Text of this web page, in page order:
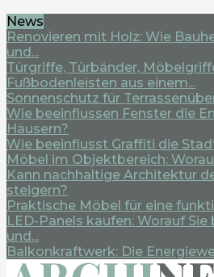
News
Renovieren mit Holz: Wie
und...
Türgriffe, Türbänder,
Fußbodenleisten aus einem...
Sonnenschutz für
Wie beeinflussen Fenster die
Häusern?
Wie beeinflusst Graffiti die
Möbel im Objektbereich:
Kann nachhaltige Architektur
steigern?
Praktische Möbel für eine
LED-Panels kaufen: Worauf Sie
und...
Balkonkraftwerk: Die